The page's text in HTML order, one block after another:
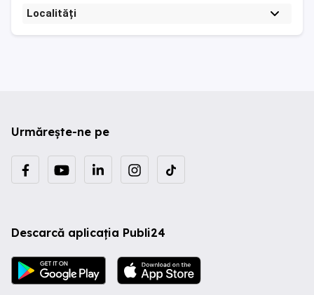
Localități
Urmărește-ne pe
Descarcă aplicația Publi24